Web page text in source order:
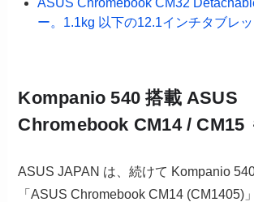
ASUS Chromebook CM32
ー。1.1kg 以下の12.1インチタブレ
Kompanio 540 搭載 ASUS
Chromebook CM14 / CM15
ASUS JAPAN は、続けて Kompanio
「ASUS Chromebook CM14 (CM1405)